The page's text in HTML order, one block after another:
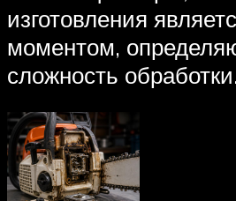
изготовления
моментом,
сложность